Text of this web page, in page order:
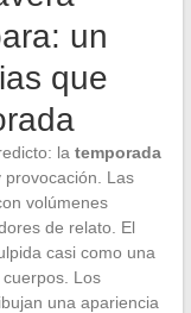
un
que
la temporada
Las
volúmenes
de relato. El
casi como una
Los
una apariencia